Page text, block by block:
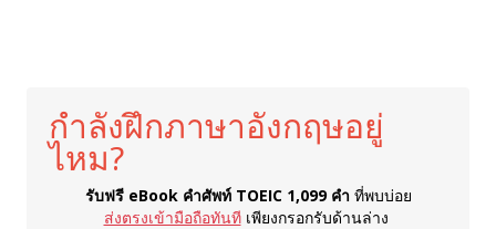
กำลังฝึกภาษาอังกฤษอยู่
ไหม?
รับฟรี eBook คำศัพท์ TOEIC 1,099 คำ ที่พบบ่อย
ส่งตรงเข้ามือถือทันที เพียงกรอกรับด้านล่าง